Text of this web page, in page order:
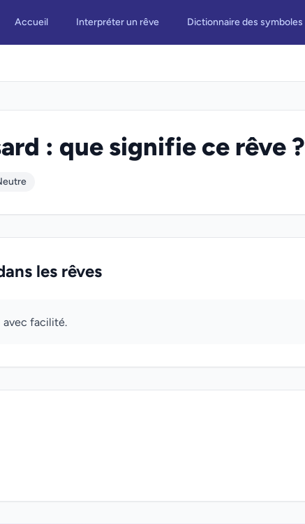
Accueil Interpréter un rêve Dictionnaire des symboles
: que signifie ce rêve ?
les rêves
avec facilité.